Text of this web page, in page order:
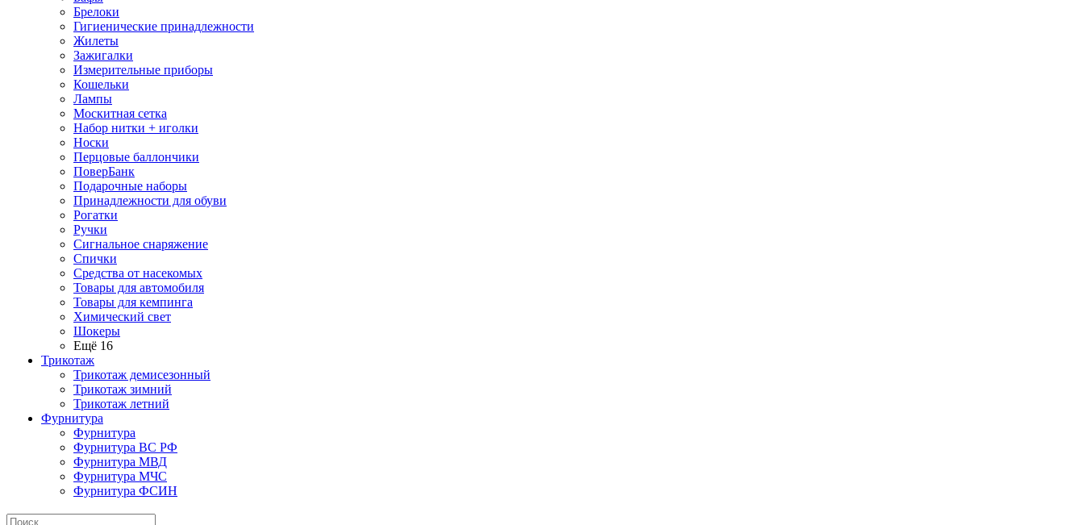
Брелоки
Гигиенические принадлежности
Жилеты
Зажигалки
Измерительные приборы
Кошельки
Лампы
Москитная сетка
Набор нитки + иголки
Носки
Перцовые баллончики
ПоверБанк
Подарочные наборы
Принадлежности для обуви
Рогатки
Ручки
Сигнальное снаряжение
Спички
Средства от насекомых
Товары для автомобиля
Товары для кемпинга
Химический свет
Шокеры
Ещё 16
Трикотаж
Трикотаж демисезонный
Трикотаж зимний
Трикотаж летний
Фурнитура
Фурнитура
Фурнитура ВС РФ
Фурнитура МВД
Фурнитура МЧС
Фурнитура ФСИН